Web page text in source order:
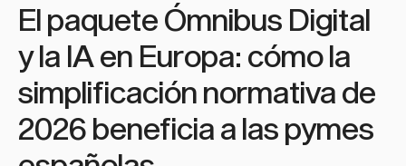
El paquete Ómnibus Digital
y la IA en Europa: cómo la
simplificación normativa de
2026 beneficia a las pymes